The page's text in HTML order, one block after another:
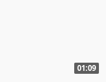
01:09